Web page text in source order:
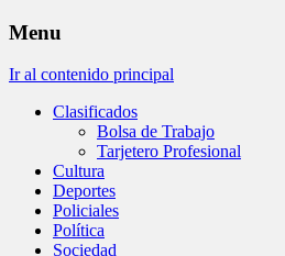
Menu
Ir al contenido principal
Clasificados
Bolsa de Trabajo
Tarjetero Profesional
Cultura
Deportes
Policiales
Política
Sociedad